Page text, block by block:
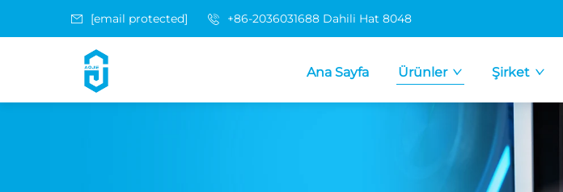
[email protected] +86-2036031688 Dahili Hat 8048
Ana Sayfa Ürünler Şirket